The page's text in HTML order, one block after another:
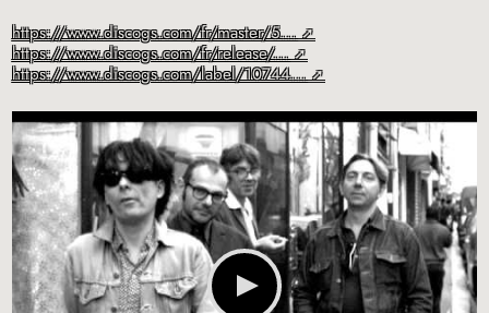
https://www.discogs.com/fr/master/5...
https://www.discogs.com/fr/release/...
https://www.discogs.com/label/10744...